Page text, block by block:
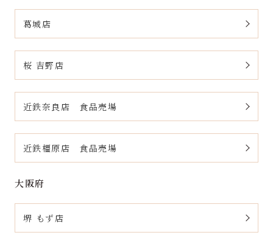
葛城店
桜 吉野店
近鉄奈良店 食品売場
近鉄橿原店 食品売場
大阪府
堺 もず店